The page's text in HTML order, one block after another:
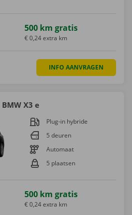
500 km gratis
€ 0,24 extra km
INFO AANVRAGEN
BMW X3 e
Plug-in hybride
5 deuren
Automaat
5 plaatsen
500 km gratis
€ 0,24 extra km